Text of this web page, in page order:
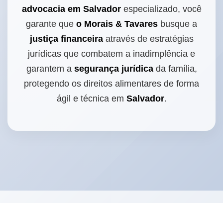
advocacia em Salvadorespecializado, você
garante que o Morais & Tavares busque a
justiça financeiraatravés de estratégias
jurídicas que combatem a inadimplência e
garantem a segurança jurídicada família,
protegendo os direitos alimentares de forma
ágil e técnica em Salvador.